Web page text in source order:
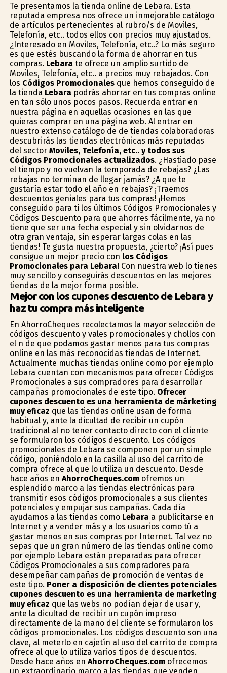
Te presentamos la tienda online de Lebara. Esta
reputada empresa nos ofrece un inmejorable catálogo
de artículos pertenecientes al rubro/s de Moviles,
Telefonía, etc.. todos ellos con precios muy ajustados.
¿Interesado en Moviles, Telefonía, etc..? Lo más seguro
es que estés buscando la forma de ahorrar en tus
compras. Lebara te ofrece un amplio surtido de
Moviles, Telefonía, etc.. a precios muy rebajados. Con
los Códigos Promocionalesque hemos conseguido de
la tienda Lebara podrás ahorrar en tus compras online
en tan sólo unos pocos pasos. Recuerda entrar en
nuestra página en aquellas ocasiones en las que
quieras comprar en una página web. Al entrar en
nuestro extenso catálogo de de tiendas colaboradoras
descubrirás las tiendas electrónicas más reputadas
del sector Moviles, Telefonía, etc.. y todos sus
Códigos Promocionales actualizados. ¿Hastiado pase
el tiempo y no vuelvan la temporada de rebajas? ¿Las
rebajas no terminan de llegar jamás? ¿A que te
gustaría estar todo el año en rebajas? ¡Traemos
descuentos geniales para tus compras! ¡Hemos
conseguido para ti los últimos Códigos Promocionales y
Códigos Descuento para que ahorres fácilmente, ya no
tiene que ser una fecha especial y sin olvidarnos de
otra gran ventaja, sin esperar largas colas en las
tiendas! Te gusta nuestra propuesta, ¿cierto? ¡Así pues
consigue un mejor precio con los Códigos
Promocionales para Lebara!Con nuestra web lo tienes
muy sencillo y conseguirás descuentos en las mejores
tiendas de la mejor forma posible.
Mejor con los cupones descuento de Lebara y
haz tu compra más inteligente
En AhorroCheques recolectamos la mayor selección de
códigos descuento y vales promocionales y chollos con
el fin de que podamos gastar menos para tus compras
online en las más reconocidas tiendas de Internet.
Actualmente muchas tiendas online como por ejemplo
Lebara cuentan con mecanismos para ofrecer Códigos
Promocionales a sus compradores para desarrollar
campañas promocionales de este tipo. Ofrecer
cupones descuento es una herramienta de márketing
muy eficaz que las tiendas online usan de forma
habitual y, ante la dificultad de recibir un cupón
tradicional al no tener contacto directo con el cliente
se formularon los códigos descuento. Los códigos
promocionales de Lebara se componen por un simple
código, poniéndolo en la casilla al uso del carrito de
compra ofrece al que lo utiliza un descuento. Desde
hace años en AhorroCheques.comofremos un
esplendido marco a las tiendas electrónicas para
transmitir esos códigos promocionales a sus clientes
potenciales y empujar sus campañas. Cada día
ayudamos a las tiendas como Lebara a publicitarse en
Internet y a vender más y a los usuarios como tú a
gastar menos en sus compras por Internet. Tal vez no
sepas que un gran número de las tiendas online como
por ejemplo Lebara están preparadas para ofrecer
Códigos Promocionales a sus compradores para
desempeñar campañas de promoción de ventas de
este tipo. Poner a disposición de clientes potenciales
cupones descuento es una herramienta de marketing
muy eficaz que las webs no podían dejar de usar y,
ante la dificultad de recibir un cupón impreso
directamente de la mano del cliente se formularon los
códigos promocionales. Los códigos descuento son una
clave, al meterlo en cajetín al uso del carrito de compra
ofrece al que lo utiliza varios tipos de descuentos.
Desde hace años en AhorroCheques.comofrecemos
un extraordinario marco a las tiendas que venden